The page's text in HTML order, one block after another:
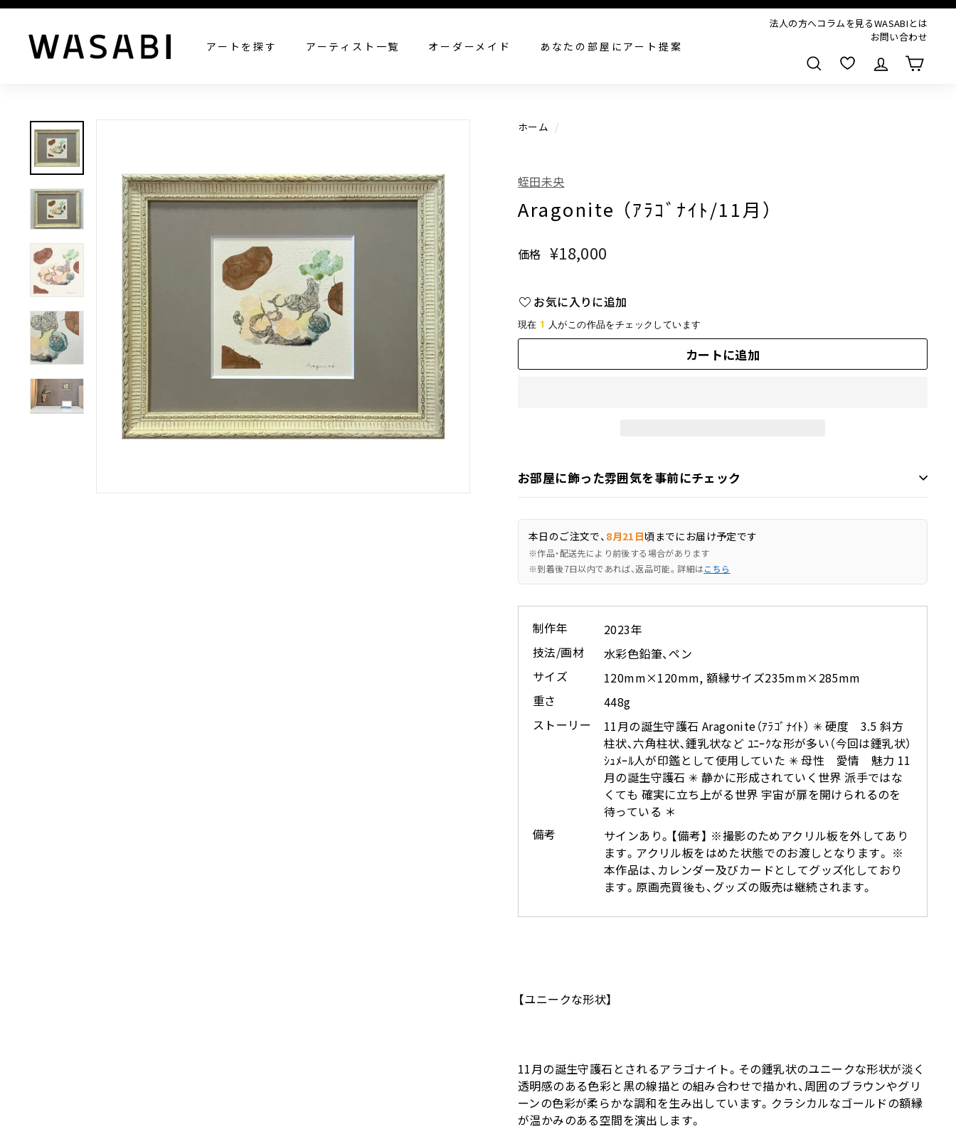
すべての作品を見る
W
A
B
I
アートを探す アーティスト一覧 オーダーメイド あなたの部屋にアート提案
法人の方へコラムを見るWASABIとは
お問い合わせ
検索
ホーム /
蛭田未央
Aragonite （ｱﾗｺﾞﾅｲﾄ/11月）
価格
通
価
格
¥18,000
お気に入りに追加
現在 1 人がこの作品をチェックしています
カートに追加
お部屋に飾った雰囲気を事前にチェック
本日のご注文で、 8月21日頃までにお届け予定です
※作品・配送先により前後する場合があります
※到着後7日以内であれば、返品可能。詳細はこちら
制作年
2023年
技法/画材
水彩色鉛筆、ペン
サイズ
120mm×120mm, 額縁サイズ235mm×285mm
重さ
448g
ストーリー
11月の誕生守護石 Aragonite（ｱﾗｺﾞﾅｲﾄ） ✳︎ 硬度 3.5 斜方
柱状､六角柱状､鍾乳状など ﾕﾆｰｸな形が多い（今回は鍾乳状）
ｼｭﾒｰﾙ人が印鑑として使用していた ✳︎ 母性 愛情 魅力 11
月の誕生守護石 ✳︎ 静かに形成されていく世界 派手ではな
くても 確実に立ち上がる世界 宇宙が扉を開けられるのを
待っている ＊
備考
サインあり。【備考】 ※撮影のためアクリル板を外してあり
ます。アクリル板をはめた状態でのお渡しとなります。 ※
本作品は、カレンダー及びカードとしてグッズ化しており
ます。原画売買後も、グッズの販売は継続されます。
【ユニークな形状】
11月の誕生守護石とされるアラゴナイト。その鍾乳状のユニークな形状が淡く
透明感のある色彩と黒の線描との組み合わせで描かれ、周囲のブラウンやグリ
ーンの色彩が柔らかな調和を生み出しています。クラシカルなゴールドの額縁
が温かみのある空間を演出します。